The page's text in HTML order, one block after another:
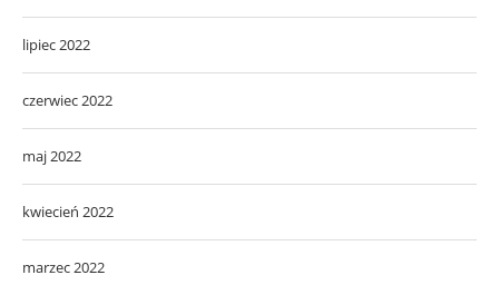
lipiec 2022
czerwiec 2022
maj 2022
kwiecień 2022
marzec 2022